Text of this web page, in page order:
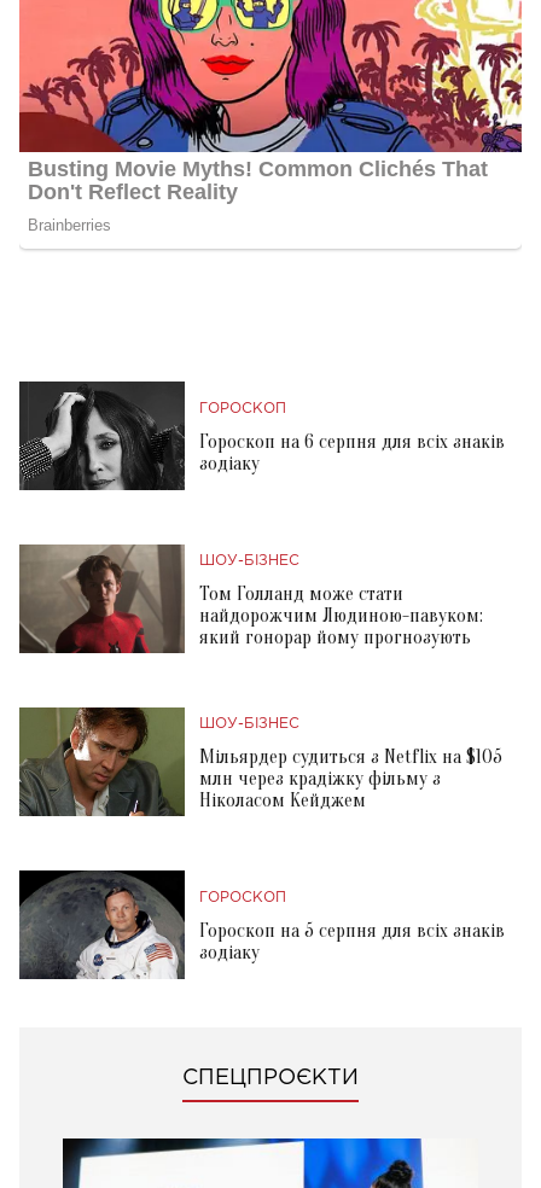
ГОРОСКОП
Гороскоп на 6 серпня для всіх знаків
зодіаку
ШОУ-БІЗНЕС
Том Голланд може стати
найдорожчим Людиною-павуком:
який гонорар йому прогнозують
ШОУ-БІЗНЕС
Мільярдер судиться з Netflix на $105
млн через крадіжку фільму з
Ніколасом Кейджем
ГОРОСКОП
Гороскоп на 5 серпня для всіх знаків
зодіаку
СПЕЦПРОЄКТИ